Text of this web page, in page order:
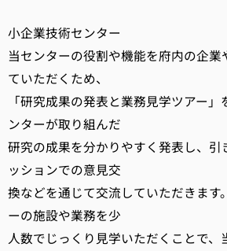
京都
小企業技術センター
当センターの役割や機能を府内の企業
ていただくため、
「研究成果の発表と業務見学ツアー
ンターが取り組んだ
研究の成果を分かりやすく発表し、引
ッションでの意見交
換などを通じて交流していただきます
ーの施設や業務を少
人数でじっくり見学いただくことで、